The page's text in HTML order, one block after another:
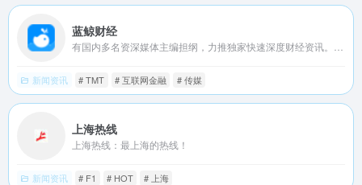
蓝鲸财经
新闻资讯 # TMT # 互联网金融 # 传媒
上海热线
上海热线：最上海的热线！
新闻资讯 # F1 # HOT # 上海